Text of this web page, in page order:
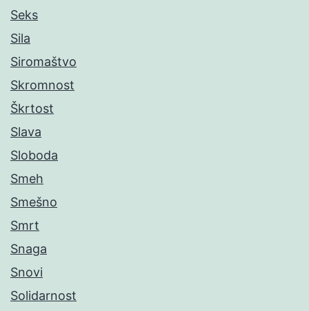
Seks
Sila
Siromaštvo
Skromnost
Škrtost
Slava
Sloboda
Smeh
Smešno
Smrt
Snaga
Snovi
Solidarnost